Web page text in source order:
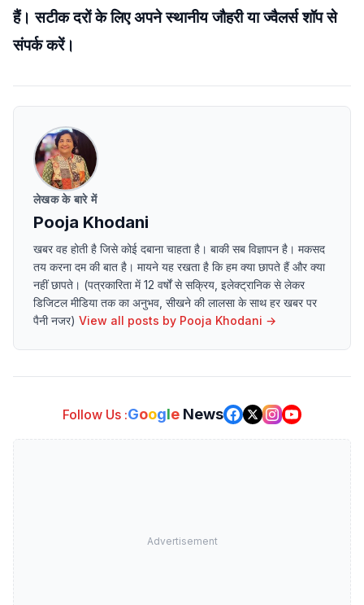
हैं। सटीक दरों के लिए अपने स्थानीय जौहरी या ज्वैलर्स शॉप से
संपर्क करें।
लेखक के बारे में
Pooja Khodani
खबर वह होती है जिसे कोई दबाना चाहता है। बाकी सब विज्ञापन है। मकसद
तय करना दम की बात है। मायने यह रखता है कि हम क्या छापते हैं और क्या
नहीं छापते। (पत्रकारिता में 12 वर्षों से सक्रिय, इलेक्ट्रानिक से लेकर
डिजिटल मीडिया तक का अनुभव, सीखने की लालसा के साथ हर खबर पर
पैनी नजर) View all posts by Pooja Khodani →
Follow Us :Google News
Advertisement